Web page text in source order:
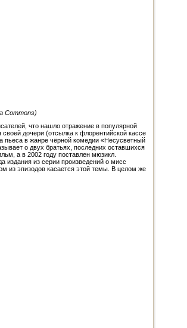
Commons)
что нашло отражение в популярной
дочери (отсылка к флорентийской кассе
пьеса в жанре чёрной комедии «Несусветный
о двух братьях, последних оставшихся
а в 2002 году поставлен мюзикл.
издания из серии произведений о мисс
из эпизодов касается этой темы. В целом же